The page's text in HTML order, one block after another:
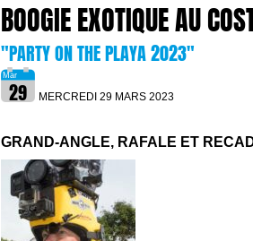
BOOGIE EXOTIQUE AU
"PARTY ON THE PLAYA 2023"
MERCREDI 29 MARS 2023
GRAND-ANGLE, RAFALE ET